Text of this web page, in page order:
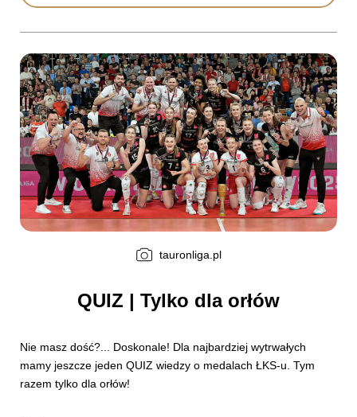
tauronliga.pl
QUIZ | Tylko dla orłów
Nie masz dość?... Doskonale! Dla najbardziej wytrwałych
mamy jeszcze jeden QUIZ wiedzy o medalach ŁKS-u. Tym
razem tylko dla orłów!